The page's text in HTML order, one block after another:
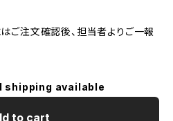
ご注文確認後、担当者よりご一報
shipping available
to cart